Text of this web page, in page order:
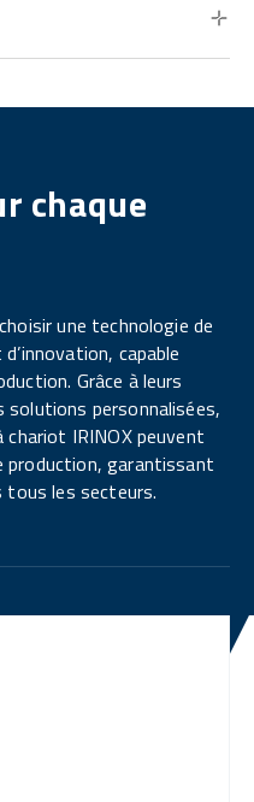
chaque
une technologie de
capable
Grâce à leurs
personnalisées,
IRINOX peuvent
production, garantissant
tous les secteurs.